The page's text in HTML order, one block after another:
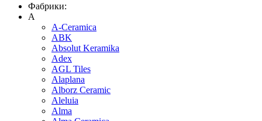
Фабрики:
A
A-Ceramica
ABK
Absolut Keramika
Adex
AGL Tiles
Alaplana
Alborz Ceramic
Aleluia
Alma